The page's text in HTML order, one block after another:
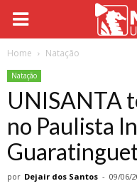
Home Natação
Natação
UNISANTA
no Paulista
por Dejair dos Santos - 09/06/